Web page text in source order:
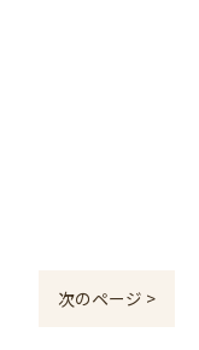
次のページ >